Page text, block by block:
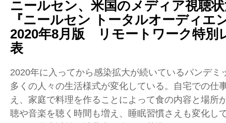
ニールセン、米国のメディア視聴
『ニールセン トータルオーディエ
2020年8月版 リモートワーク特別
表
2020年に入ってから感染拡大が続いているパンデミ
多くの人々の生活様式が変化している。自宅での仕
え、家庭で料理を作ることによって食の内容と場所
聴や音楽を聴く時間も増え、睡眠習慣さえも変化し